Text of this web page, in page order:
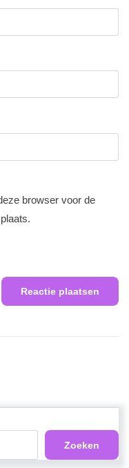
browser voor de
Zoeken